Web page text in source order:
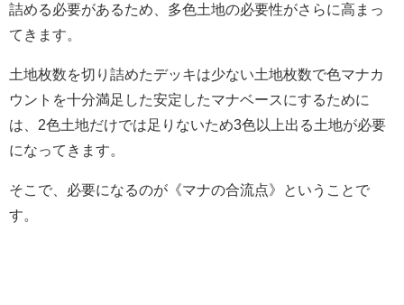
詰める必要があるため、多色土地の必要性がさらに高まっ
てきます。
土地枚数を切り詰めたデッキは少ない土地枚数で色マナカ
ウントを十分満足した安定したマナベースにするために
は、2色土地だけでは足りないため3色以上出る土地が必要
になってきます。
そこで、必要になるのが《マナの合流点》ということで
す。